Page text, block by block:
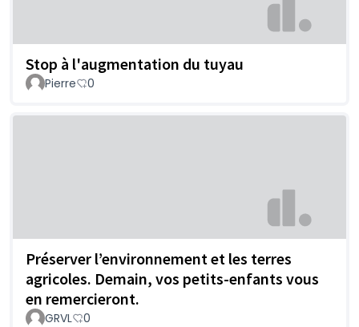
Stop à l'augmentation du tuyau
Pierre 0
Préserver l’environnement et les terres
agricoles. Demain, vos petits-enfants vous
en remercieront.
GRVL 0